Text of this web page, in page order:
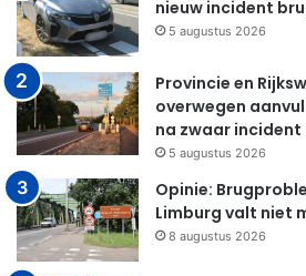
nieuw incident
5 augustus 2026
Provincie en
overwegen
na zwaar
5 augustus 2026
Opinie:
Limburg valt niet
8 augustus 2026